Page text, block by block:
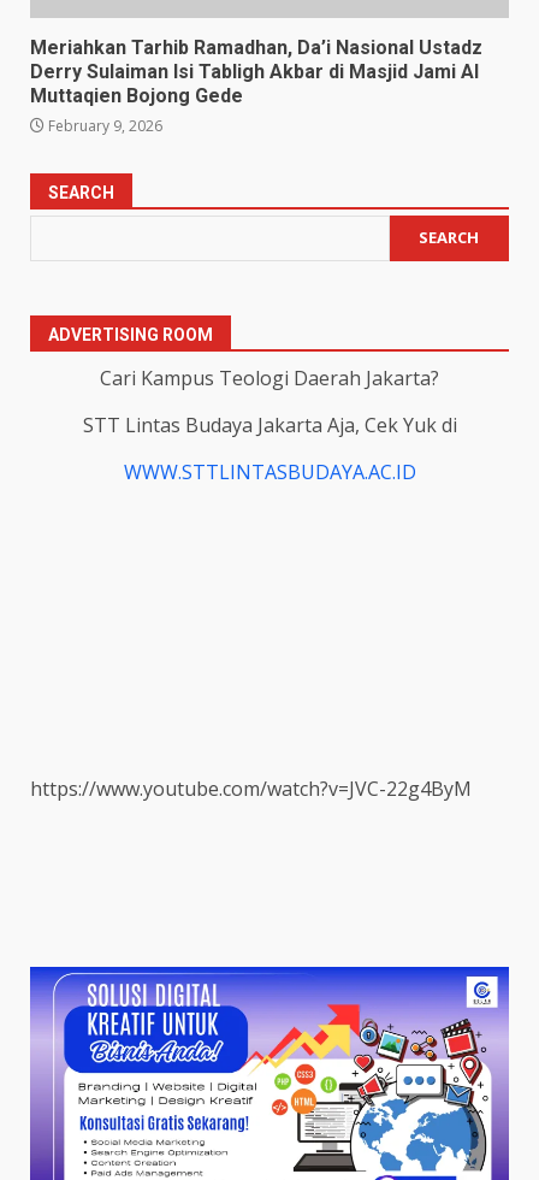
Meriahkan Tarhib Ramadhan, Da’i Nasional Ustadz
Derry Sulaiman Isi Tabligh Akbar di Masjid Jami Al
Muttaqien Bojong Gede
February 9, 2026
SEARCH
SEARCH
ADVERTISING ROOM
Cari Kampus Teologi Daerah Jakarta?
STT Lintas Budaya Jakarta Aja, Cek Yuk di
WWW.STTLINTASBUDAYA.AC.ID
https://www.youtube.com/watch?v=JVC-22g4ByM